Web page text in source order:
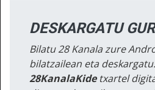
DESKARGATU
Bilatu 28 Kanala zure
bilatzailean eta
28KanalaKidetxartel